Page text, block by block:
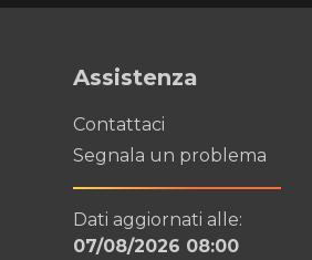
Assistenza
Contattaci
Segnala un problema
Dati aggiornati alle:
07/08/2026 08:00